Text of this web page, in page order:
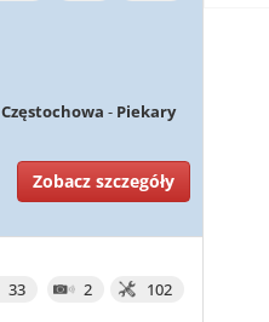
Częstochowa - Piekary
Zobacz szczegóły
33 2 102